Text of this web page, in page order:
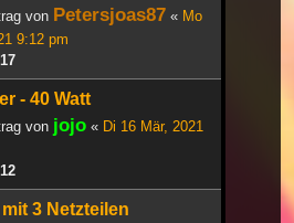
von Petersjoas87 « Mo
9:12 pm
17
- 40 Watt
von jojo « Di 16 Mär, 2021
12
3 Netzteilen